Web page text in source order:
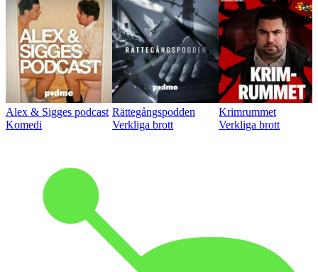
Alex & Sigges podcast
Komedi
Rättegångspodden
Verkliga brott
Krimrummet
Verkliga brott